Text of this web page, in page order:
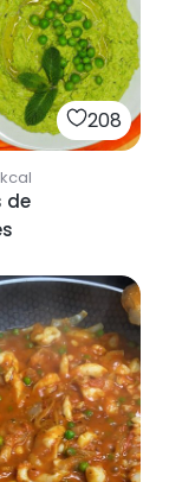
208
de